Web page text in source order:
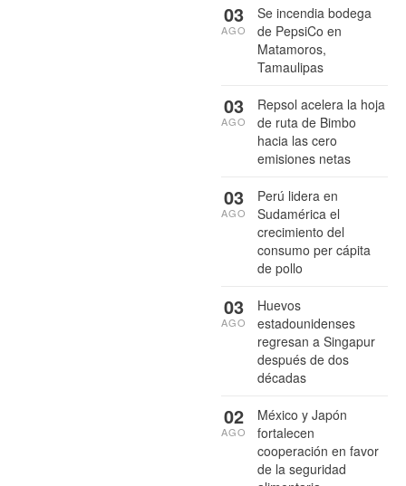
Se incendia bodega
de PepsiCo en
Matamoros,
Tamaulipas
03
AGO
Repsol acelera la hoja
de ruta de Bimbo
hacia las cero
emisiones netas
03
AGO
Perú lidera en
Sudamérica el
crecimiento del
consumo per cápita
de pollo
03
AGO
Huevos
estadounidenses
regresan a Singapur
después de dos
décadas
03
AGO
México y Japón
fortalecen
cooperación en favor
de la seguridad
02
AGO